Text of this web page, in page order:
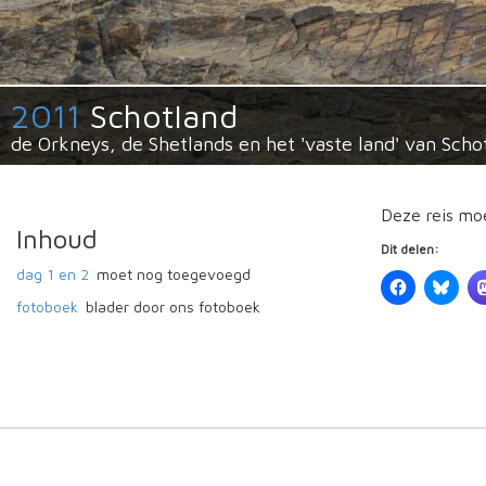
2011Schotland
de Orkneys, de Shetlands en het 'vaste land' van
Deze reis
Dit delen:
Inhoud
dag 1 en 2 moet nog toegevoegd
fotoboek blader door ons fotoboek